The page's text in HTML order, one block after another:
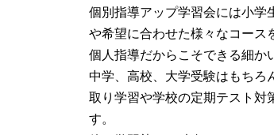
個別指導アップ学習会には小学
や希望に合わせた様々なコース
個人指導だからこそできる細か
中学、高校、大学受験はもちろ
取り学習や学校の定期テスト対
す。